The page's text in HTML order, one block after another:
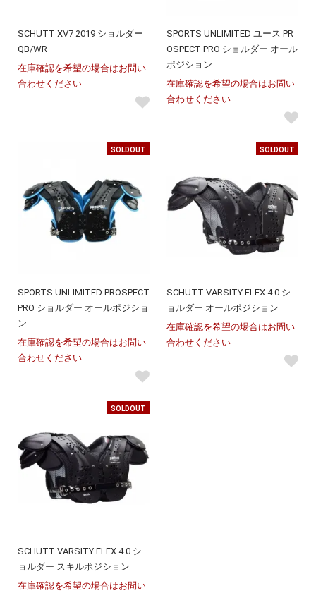
SCHUTT XV7 2019 ショルダー
QB/WR
在庫確認を希望の場合はお問い
合わせください
SPORTS UNLIMITED ユース PR
OSPECT PRO ショルダー オール
ポジション
在庫確認を希望の場合はお問い
合わせください
SOLDOUT
SPORTS UNLIMITED PROSPECT
PRO ショルダー オールポジショ
ン
在庫確認を希望の場合はお問い
合わせください
SOLDOUT
SCHUTT VARSITY FLEX 4.0 シ
ョルダー オールポジション
在庫確認を希望の場合はお問い
合わせください
SOLDOUT
SCHUTT VARSITY FLEX 4.0 シ
ョルダー スキルポジション
在庫確認を希望の場合はお問い